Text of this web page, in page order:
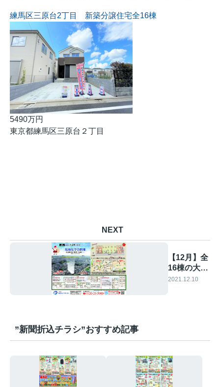
練馬区三原台2丁目 新築分譲住宅全16棟
5490万円
東京都練馬区三原台２丁目
NEXT
【12月】全
16棟の大型
分譲特集②
2021.12.10
”新聞折込チラシ”おすすめ記事